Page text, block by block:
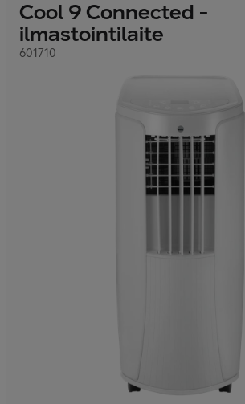
Cool 9 Connected -
ilmastointilaite
601710